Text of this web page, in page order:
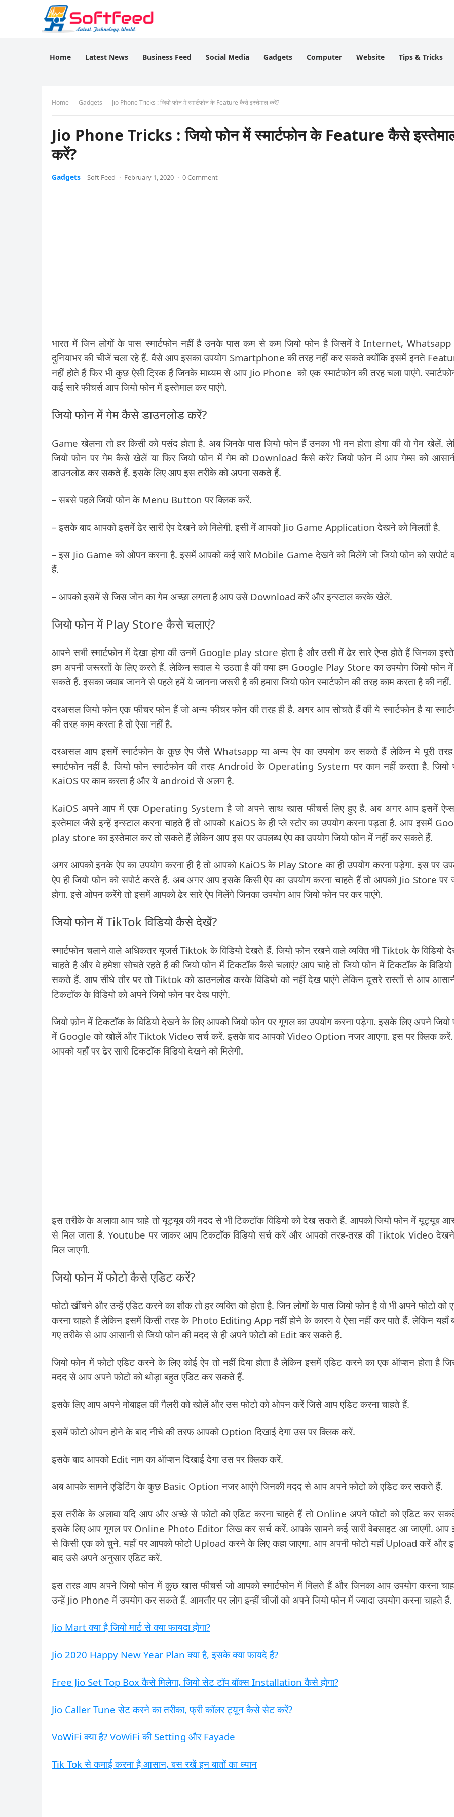
Home Latest News Business Feed Social Media Gadgets Computer Website Tips & Tricks
Home Gadgets Jio Phone Tricks : जियो फोन में स्मार्टफोन के Feature कैसे इस्तेमाल करें?
Jio Phone Tricks : जियो फोन में स्मार्टफोन के Feature कैसे
करें?
Gadgets Soft Feed · February 1, 2020 · 0 Comment
भारत में जिन लोगों के पास स्मार्टफोन नहीं है उनके पास कम से कम जियो फोन है जिसमें वे Internet,
दुनियाभर की चीजें चला रहे हैं. वैसे आप इसका उपयोग Smartphone की तरह नहीं कर सकते क्योंकि इसमें इनते
नहीं होते हैं फिर भी कुछ ऐसी ट्रिक हैं जिनके माध्यम से आप Jio Phone को एक स्मार्टफोन की तरह चला पाएंगे.
कई सारे फीचर्स आप जियो फोन में इस्तेमाल कर पाएंगे.
जियो फोन में गेम कैसे डाउनलोड करें?
Game खेलना तो हर किसी को पसंद होता है. अब जिनके पास जियो फोन हैं उनका भी मन होता होगा की वो गेम खेलें.
जियो फोन पर गेम कैसे खेलें या फिर जियो फोन में गेम को Download कैसे करें? जियो फोन में आप गेम्स को
डाउनलोड कर सकते हैं. इसके लिए आप इस तरीके को अपना सकते हैं.
– सबसे पहले जियो फोन के Menu Button पर क्लिक करें.
– इसके बाद आपको इसमें ढेर सारी ऐप देखने को मिलेगी. इसी में आपको Jio Game Application देखने को मिलती है.
– इस Jio Game को ओपन करना है. इसमें आपको कई सारे Mobile Game देखने को मिलेंगे जो जियो फोन को सपोर्ट
हैं.
– आपको इसमें से जिस जोन का गेम अच्छा लगता है आप उसे Download करें और इन्स्टाल करके खेलें.
जियो फोन में Play Store कैसे चलाएं?
आपने सभी स्मार्टफोन में देखा होगा की उनमें Google play store होता है और उसी में ढेर सारे ऐप्स होते हैं जिनका
हम अपनी जरूरतों के लिए करते हैं. लेकिन सवाल ये उठता है की क्या हम Google Play Store का उपयोग जियो फोन
सकते हैं. इसका जवाब जानने से पहले हमें ये जानना जरूरी है की हमारा जियो फोन स्मार्टफोन की तरह काम करता है की नहीं.
दरअसल जियो फोन एक फीचर फोन हैं जो अन्य फीचर फोन की तरह ही है. अगर आप सोचते हैं की ये स्मार्टफोन है या
की तरह काम करता है तो ऐसा नहीं है.
दरअसल आप इसमें स्मार्टफोन के कुछ ऐप जैसे Whatsapp या अन्य ऐप का उपयोग कर सकते हैं लेकिन ये पूरी
स्मार्टफोन नहीं है. जियो फोन स्मार्टफोन की तरह Android के Operating System पर काम नहीं करता है. जियो
KaiOS पर काम करता है और ये android से अलग है.
KaiOS अपने आप में एक Operating System है जो अपने साथ खास फीचर्स लिए हुए है. अब अगर आप इसमें
इस्तेमाल जैसे इन्हें इन्स्टाल करना चाहते हैं तो आपको KaiOS के ही प्ले स्टोर का उपयोग करना पड़ता है. आप इसमें
play store का इस्तेमाल कर तो सकते हैं लेकिन आप इस पर उपलब्ध ऐप का उपयोग जियो फोन में नहीं कर सकते हैं.
अगर आपको इनके ऐप का उपयोग करना ही है तो आपको KaiOS के Play Store का ही उपयोग करना पड़ेगा. इस पर
ऐप ही जियो फोन को सपोर्ट करते हैं. अब अगर आप इसके किसी ऐप का उपयोग करना चाहते हैं तो आपको Jio Store पर
होगा. इसे ओपन करेंगे तो इसमें आपको ढेर सारे ऐप मिलेंगे जिनका उपयोग आप जियो फोन पर कर पाएंगे.
जियो फोन में TikTok विडियो कैसे देखें?
स्मार्टफोन चलाने वाले अधिकतर यूजर्स Tiktok के विडियो देखते हैं. जियो फोन रखने वाले व्यक्ति भी Tiktok के विडियो
चाहते है और वे हमेशा सोचते रहते हैं की जियो फोन में टिकटॉक कैसे चलाएं? आप चाहे तो जियो फोन में टिकटॉक के
सकते हैं. आप सीधे तौर पर तो Tiktok को डाउनलोड करके विडियो को नहीं देख पाएंगे लेकिन दूसरे रास्तों से आप
टिकटॉक के विडियो को अपने जियो फोन पर देख पाएंगे.
जियो फ़ोन में टिकटॉक के विडियो देखने के लिए आपको जियो फोन पर गूगल का उपयोग करना पड़ेगा. इसके लिए अपने जियो
में Google को खोलें और Tiktok Video सर्च करें. इसके बाद आपको Video Option नजर आएगा. इस पर क्लिक
आपको यहाँ पर ढेर सारी टिकटॉक विडियो देखने को मिलेगी.
इस तरीके के अलावा आप चाहे तो यूट्यूब की मदद से भी टिकटॉक विडियो को देख सकते हैं. आपको जियो फोन में यूट्यूब
से मिल जाता है. Youtube पर जाकर आप टिकटॉक विडियो सर्च करें और आपको तरह-तरह की Tiktok Video
मिल जाएगी.
जियो फोन में फोटो कैसे एडिट करें?
फोटो खींचने और उन्हें एडिट करने का शौक तो हर व्यक्ति को होता है. जिन लोगों के पास जियो फोन है वो भी अपने फोटो को
करना चाहते हैं लेकिन इसमें किसी तरह के Photo Editing App नहीं होने के कारण वे ऐसा नहीं कर पाते हैं. लेकिन यहाँ
गए तरीके से आप आसानी से जियो फोन की मदद से ही अपने फोटो को Edit कर सकते हैं.
जियो फोन में फोटो एडिट करने के लिए कोई ऐप तो नहीं दिया होता है लेकिन इसमें एडिट करने का एक ऑप्शन होता है
मदद से आप अपने फोटो को थोड़ा बहुत एडिट कर सकते हैं.
इसके लिए आप अपने मोबाइल की गैलरी को खोलें और उस फोटो को ओपन करें जिसे आप एडिट करना चाहते हैं.
इसमें फोटो ओपन होने के बाद नीचे की तरफ आपको Option दिखाई देगा उस पर क्लिक करें.
इसके बाद आपको Edit नाम का ऑप्शन दिखाई देगा उस पर क्लिक करें.
अब आपके सामने एडिटिंग के कुछ Basic Option नजर आएंगे जिनकी मदद से आप अपने फोटो को एडिट कर सकते हैं.
इस तरीके के अलावा यदि आप और अच्छे से फोटो को एडिट करना चाहते हैं तो Online अपने फोटो को एडिट कर
इसके लिए आप गूगल पर Online Photo Editor लिख कर सर्च करें. आपके सामने कई सारी वेबसाइट आ जाएगी. आप
से किसी एक को चुने. यहाँ पर आपको फोटो Upload करने के लिए कहा जाएगा. आप अपनी फोटो यहाँ Upload करें और
बाद उसे अपने अनुसार एडिट करें.
इस तरह आप अपने जियो फोन में कुछ खास फीचर्स जो आपको स्मार्टफोन में मिलते हैं और जिनका आप उपयोग करना
उन्हें Jio Phone में उपयोग कर सकते हैं. आमतौर पर लोग इन्हीं चीजों को अपने जियो फोन में ज्यादा उपयोग करना चाहते हैं.
Jio Mart क्या है जियो मार्ट से क्या फायदा होगा?
Jio 2020 Happy New Year Plan क्या है, इसके क्या फायदे हैं?
Free Jio Set Top Box कैसे मिलेगा, जियो सेट टॉप बॉक्स Installation कैसे होगा?
Jio Caller Tune सेट करने का तरीका, फ्री कॉलर ट्यून कैसे सेट करें?
VoWiFi क्या है? VoWiFi की Setting और Fayade
Tik Tok से कमाई करना है आसान, बस रखें इन बातों का ध्यान